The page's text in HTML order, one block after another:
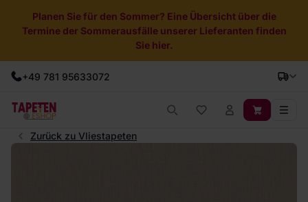
Planen Sie für den Sommer? Eine Übersicht über die
Termine der Sommerausfälle unserer Lieferanten finden
Sie hier.
+49 781 95633072
Zurück zu Vliestapeten